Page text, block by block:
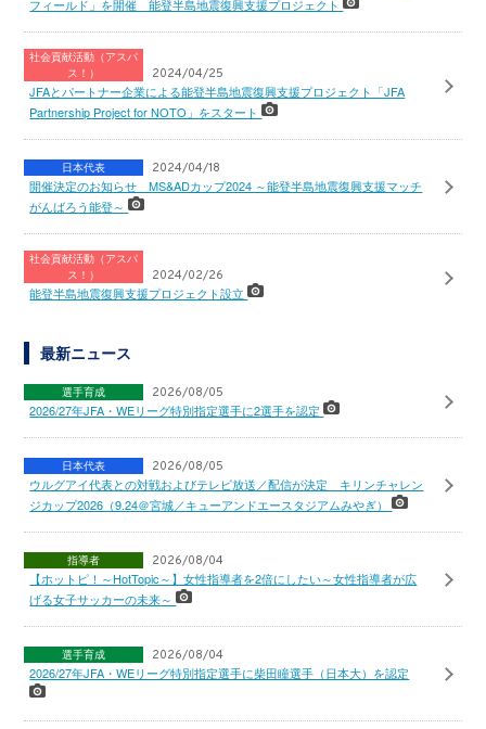
フィールド」を開催 能登半島地震復興支援プロジェクト
社会貢献活動（アスパ
ス！）
2024/04/25
JFAとパートナー企業による能登半島地震復興支援プロジェクト「JFA
Partnership Project for NOTO」をスタート
日本代表 2024/04/18
開催決定のお知らせ MS&ADカップ2024 ～能登半島地震復興支援マッチ
がんばろう能登～
社会貢献活動（アスパ
ス！）
2024/02/26
能登半島地震復興支援プロジェクト設立
最新ニュース
選手育成 2026/08/05
2026/27年JFA・WEリーグ特別指定選手に2選手を認定
日本代表 2026/08/05
ウルグアイ代表との対戦およびテレビ放送／配信が決定 キリンチャレン
ジカップ2026（9.24＠宮城／キューアンドエースタジアムみやぎ）
指導者 2026/08/04
【ホットピ！～HotTopic～】女性指導者を2倍にしたい～女性指導者が広
げる女子サッカーの未来～
選手育成 2026/08/04
2026/27年JFA・WEリーグ特別指定選手に柴田瞳選手（日本大）を認定